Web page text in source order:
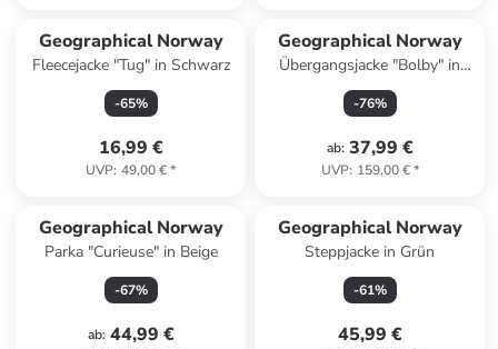
Geographical Norway
Fleecejacke "Tug" in Schwarz
-65%
16,99 €
UVP: 49,00 €*
Geographical Norway
Übergangsjacke "Bolby" in
Grau
-76%
ab: 37,99 €
UVP: 159,00 €*
Geographical Norway
Parka "Curieuse" in Beige
-67%
ab: 44,99 €
Geographical Norway
Steppjacke in Grün
-61%
45,99 €